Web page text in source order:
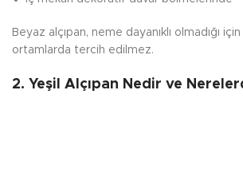
Beyaz alçıpan, neme dayanıklı olmadığı
ortamlarda tercih edilmez.
2. Yeşil Alçıpan Nedir ve